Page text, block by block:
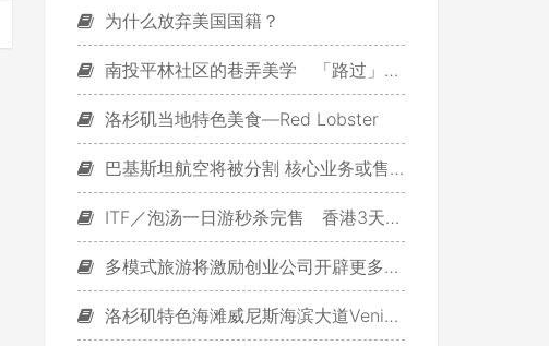
为什么放弃美国国籍？
南投平林社区的巷弄美学 「路过」风光蕴养生活艺术
洛杉矶当地特色美食—Red Lobster
巴基斯坦航空将被分割 核心业务或售海湾航企
ITF／泡汤一日游秒杀完售 香港3天含税只要5988
多模式旅游将激励创业公司开辟更多发展方向
洛杉矶特色海滩威尼斯海滨大道Venice Boardwalk